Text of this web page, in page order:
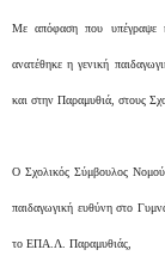
Με απόφαση που υπέγραψε η
ανατέθηκε η γενική
και στην Παραμυθιά, στους
Ο Σχολικός Σύμβουλος
παιδαγωγική ευθύνη στο
το ΕΠΑ.Λ. Παραμυθιάς,